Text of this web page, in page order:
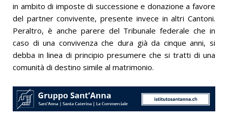
in ambito di imposte di successione e donazione a favore
del partner convivente, presente invece in altri Cantoni.
Peraltro, è anche parere del Tribunale federale che in
caso di una convivenza che dura già da cinque anni, si
debba in linea di principio presumere che si tratti di una
comunità di destino simile al matrimonio.